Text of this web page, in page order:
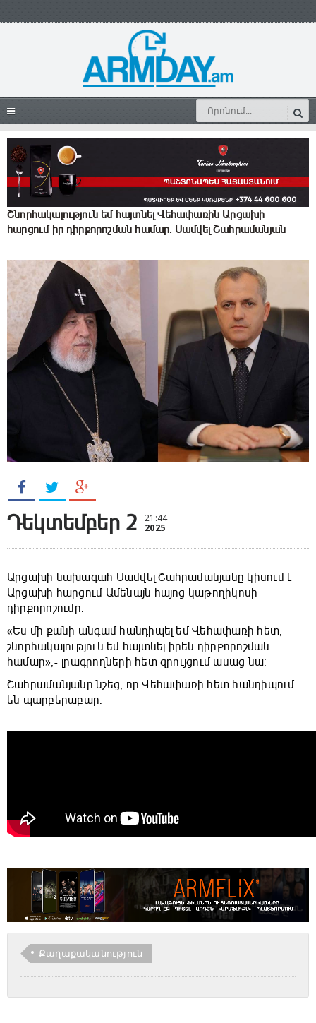
Շնորհակալություն եմ հայտնել Վեհափառին Արցախի
հարցում իր դիրքորոշման համար. Սամվել Շահրամանյան
Դեկտեմբեր 2 21:44
2025
Արցախի նախագահ Սամվել Շահրամանյանը կիսում է
Արցախի հարցում Ամենայն հայոց կաթողիկոսի
դիրքորոշումը:
«Ես մի քանի անգամ հանդիպել եմ Վեհափառի հետ,
շնորհակալություն եմ հայտնել իրեն դիրքորոշման
համար»,- լրագրողների հետ զրույցում ասաց նա:
Շահրամանյանը նշեց, որ Վեհափառի հետ հանդիպում
են պարբերաբար:
Քաղաքականություն